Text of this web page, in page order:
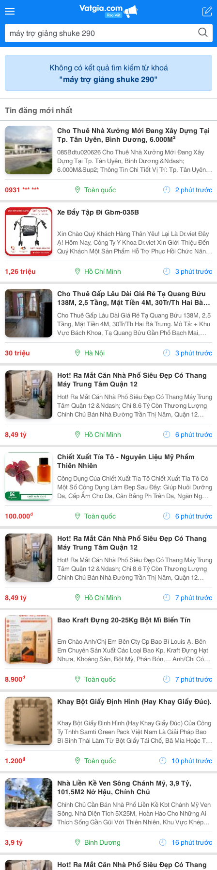
Không có kết quả tìm kiếm từ khoá
"máy trợ giảng shuke 290"
Tin đăng mới nhất
Cho Thuê Nhà Xưởng Mới Đang Xây Dựng Tại
Tp. Tân Uyên, Bình Dương, 6.000M²
085Bdtu020626 Cho Thuê Nhà Xưởng Mới Đang Xây
Dựng Tại Tp. Tân Uyên, Bình Dương &Ndash;
6.000M&Sup2; Thông Tin Chi Tiết Vị Trí: Tp. Tân Uyên,
Bình Dương. Tổng Diện Tích Khuôn Viên Đất:
9.800M&Sup2; Diện Tích Sử Dụng Tổng Diện Tích Nhà
Xưởng:...
0931 *** *** Toàn quốc 2 phút trước
Xe Đẩy Tập Đi Gbm-035B
Xin Chào Quý Khách Hàng Thân Yêu! Lại Là Dr.viet Đây
Ạ! Hôm Nay, Công Ty Y Khoa Dr.viet Xin Giới Thiệu Đến
Quý Khách Một Sản Phẩm Hỗ Trợ Phục Hồi Chức Năng
Vô Cùng Tiện Lợi, Giúp Người Cao Tuổi, Người Bệnh
Và Người Gặp Khó Khăn Trong Vận Động Có...
1,26 triệu Hồ Chí Minh 3 phút trước
Cho Thuê Gấp Lâu Dài Giá Rẻ Tạ Quang Bửu
138M, 2,5 Tầng, Mặt Tiền 4M, 30Tr/Th Hai Bà
Trưng.
Cho Thuê Gấp Lâu Dài Giá Rẻ Tạ Quang Bửu 138M, 2,5
Tầng, Mặt Tiền 4M, 30Tr/Th Hai Bà Trưng. Mô Tả: + Khu
Vực Bách Khoa, Tạ Quang Bửu Gần Phố Bạch Mai,
Hơn 30 Nghìn Sinh Viên Các Trường Đại Học Tốp Đầu
Cả Nước Bách &Ndash; Kinh - Xây-Mở Kinh Doanh...
30 triệu Hà Nội 3 phút trước
Hot! Ra Mắt Căn Nhà Phố Siêu Đẹp Có Thang
Máy Trung Tâm Quận 12
Hot! Ra Mắt Căn Nhà Phố Siêu Đẹp Có Thang Máy Trung
Tâm Quận 12 &Ndash; Chỉ 8.6 Tỷ Còn Thương Lượng
Chính Chủ Bán Nhà Đường Trần Thị Năm, Quận 12
&Ndash; Vị Trí Đẹp, Khu Dân Cư Hiện Hữu, Tiện Ích Đầy
Đủ. Diện Tích: 4M &Times; 20M Nhà...
8,49 tỷ Hồ Chí Minh 6 phút trước
Chiết Xuất Tía Tô - Nguyên Liệu Mỹ Phẩm
Thiên Nhiên
Công Dụng Của Chiết Xuất Tía Tô Chiết Xuất Tía Tô Có
Một Số Công Dụng Làm Đẹp Sau Đây: Giúp Nuôi Dưỡng
Da, Cấp Ẩm Cho Da, Cân Bằng Ph Trên Da, Ngăn Ngừa
Tình Trạng Da Khô, Thô Ráp, Sần Sùi, Bong Tróc&Hellip;
Giúp Kháng Khuẩn, Làm Sạch Da, Tẩy...
100.000₫ Toàn quốc 6 phút trước
Hot! Ra Mắt Căn Nhà Phố Siêu Đẹp Có Thang
Máy Trung Tâm Quận 12
Hot! Ra Mắt Căn Nhà Phố Siêu Đẹp Có Thang Máy Trung
Tâm Quận 12 &Ndash; Chỉ 8.6 Tỷ Còn Thương Lượng
Chính Chủ Bán Nhà Đường Trần Thị Năm, Quận 12
&Ndash; Vị Trí Đẹp, Khu Dân Cư Hiện Hữu, Tiện Ích Đầy
Đủ. Diện Tích: 4M &Times; 20M Nhà...
8,49 tỷ Hồ Chí Minh 7 phút trước
Bao Kraft Đựng 20-25Kg Bột Mì Biến Tín
Em Chào Anh/Chị Em Bên Cty Cp Bao Bì Louis Ạ. Bên
Em Chuyên Sản Xuất Các Loại Bao Kp, Kraft Đựng Hạt
Nhựa, Khoáng Sản, Bột Mỳ, Phân Bón,... Anh/Chị Có
Nhu Cầu Sử Dụng Bao Bì, Liên Hệ Em Nhé. Em Báo Giá
Tại Xưởng Ạ. Sđt/Zalo: 0354 000 197 Hoặc Email:...
8.900₫ Toàn quốc 7 phút trước
Khay Bột Giấy Định Hình (Hay Khay Giấy Đúc).
Khay Bột Giấy Định Hình (Hay Khay Giấy Đúc) Của Công
Ty Tnhh Sarnti Green Pack Việt Nam Là Giải Pháp Bao
Bì Sinh Thái Làm Từ Bột Giấy Tái Chế, Bã Mía Hoặc Tre,
Được Ép Khuôn 3D Theo Hình Dạng Sản Phẩm.
&Middot; Thân Thiện Môi Trường: Khả Năng Phân...
1.200₫ Toàn quốc 10 phút trước
Nhà Liền Kề Ven Sông Chánh Mỹ, 3,9 Tỷ,
101,5M2 Nở Hậu, Chính Chủ
Chính Chủ Cần Bán Nhà Phố Liền Kề Kbt Chánh Mỹ Ven
Sông. Nhà Diện Tích 5X25M, Hoàn Hảo Cho Những Ai
Thích Sống Gần Gũi Với Thiên Nhiên, Khu Vực Khép
Kín Có Bảo Vệ 24/24 - Phù Hợp Cho Thư Giãn Nghỉ
Ngơi Yên Tĩnh. Khu Dân Trí Cao Không Có Vấn Đề...
3,9 tỷ Bình Dương 16 phút trước
Hot! Ra Mắt Căn Nhà Phố Siêu Đẹp Có Thang